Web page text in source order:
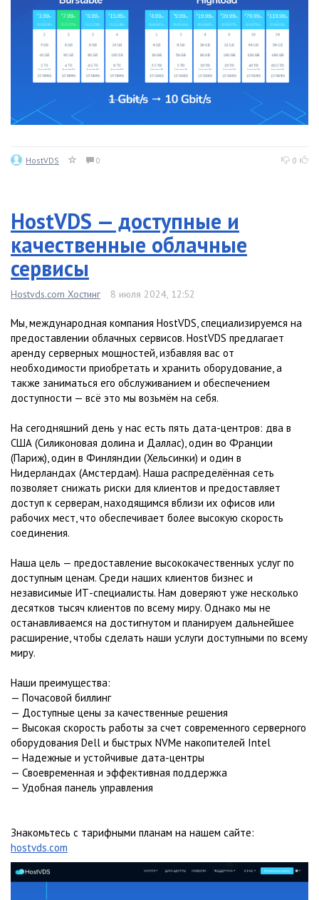
HostVDS 0 0
HostVDS — доступные и
качественные облачные
сервисы
Hostvds.com Хостинг 8 июля 2024, 12:52
Мы, международная компания HostVDS, специализируемся на
предоставлении облачных сервисов. HostVDS предлагает
аренду серверных мощностей, избавляя вас от
необходимости приобретать и хранить оборудование, а
также заниматься его обслуживанием и обеспечением
доступности — всё это мы возьмём на себя.
На сегодняшний день у нас есть пять дата-центров: два в
США (Силиконовая долина и Даллас), один во Франции
(Париж), один в Финляндии (Хельсинки) и один в
Нидерландах (Амстердам). Наша распределённая сеть
позволяет снижать риски для клиентов и предоставляет
доступ к серверам, находящимся вблизи их офисов или
рабочих мест, что обеспечивает более высокую скорость
соединения.
Наша цель — предоставление высококачественных услуг по
доступным ценам. Среди наших клиентов бизнес и
независимые ИТ-специалисты. Нам доверяют уже несколько
десятков тысяч клиентов по всему миру. Однако мы не
останавливаемся на достигнутом и планируем дальнейшее
расширение, чтобы сделать наши услуги доступными по всему
миру.
Наши преимущества:
— Почасовой биллинг
— Доступные цены за качественные решения
— Высокая скорость работы за счет современного серверного
оборудования Dell и быстрых NVMe накопителей Intel
— Надежные и устойчивые дата-центры
— Своевременная и эффективная поддержка
— Удобная панель управления
Знакомьтесь с тарифными планам на нашем сайте:
hostvds.com